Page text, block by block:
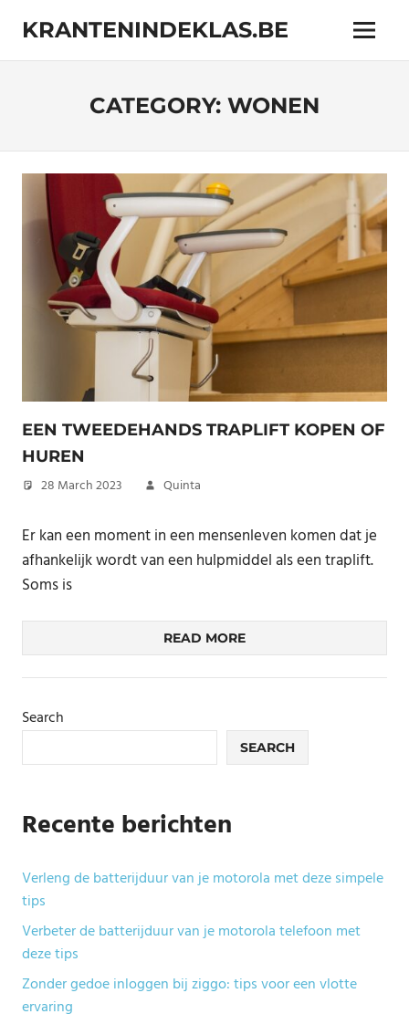
content
KRANTENINDEKLAS.BE
Online
Menu
CATEGORY: WONEN
EEN TWEEDEHANDS TRAPLIFT KOPEN OF
HUREN
28 March 2023 Quinta
Er kan een moment in een mensenleven komen dat je
afhankelijk wordt van een hulpmiddel als een traplift.
Soms is
READ MORE
Search
SEARCH
Recente berichten
Verleng de batterijduur van je motorola met deze simpele
tips
Verbeter de batterijduur van je motorola telefoon met
deze tips
Zonder gedoe inloggen bij ziggo: tips voor een vlotte
ervaring